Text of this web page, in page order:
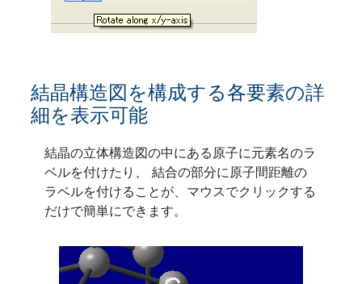
結晶構造図を構成する各要素の詳
細を表示可能
結晶の立体構造図の中にある原子に元素名のラ
ベルを付けたり、 結合の部分に原子間距離の
ラベルを付けることが、マウスでクリックする
だけで簡単にできます。